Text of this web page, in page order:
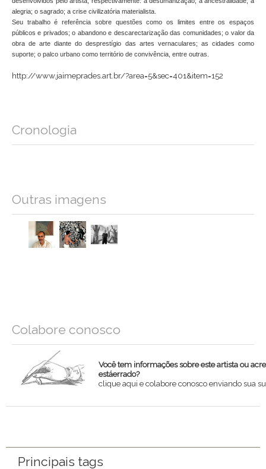
alegria; o sagrado; a crise civilizatória materialista.
Seu trabalho é referência sobre questões como os limites entre os espaços
públicos e privados; o abandono e descarectarização das comunidades; o valor da
obra de arte diante do desprestígio das artes vernaculares; as cidades como
suporte; o palco urbano como território de convivência, entre outras.
http://www.jaimeprades.art.br/?area=5&sec=401&item=152
Cronologia
Outras imagens
Colabore conosco
Você tem informações sobre este artista ou
estáerrado?
clique aqui e colabore conosco enviando sua
Principais tags